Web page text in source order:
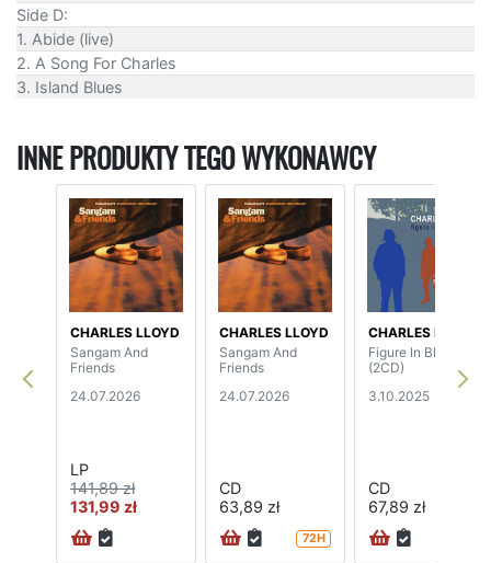
Side D:
1. Abide (live)
2. A Song For Charles
3. Island Blues
INNE PRODUKTY TEGO WYKONAWCY
CHARLES LLOYD
Sangam And
Friends
24.07.2026
LP
141,89 zł
131,99 zł
CHARLES LLOYD
Sangam And
Friends
24.07.2026
CD
63,89 zł
72H
CHARLES LLOYD
Figure In Blue
(2CD)
3.10.2025
CD
67,89 zł